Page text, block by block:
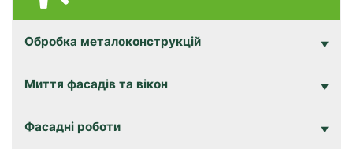
Обробка металоконструкцій
Миття фасадів та вікон
Фасадні роботи